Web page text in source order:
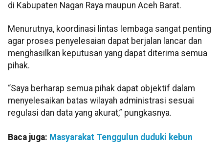
di Kabupaten Nagan Raya maupun Aceh Barat.
Menurutnya, koordinasi lintas lembaga sangat penting
agar proses penyelesaian dapat berjalan lancar dan
menghasilkan keputusan yang dapat diterima semua
pihak.
“Saya berharap semua pihak dapat objektif dalam
menyelesaikan batas wilayah administrasi sesuai
regulasi dan data yang akurat,” pungkasnya.
Baca juga: Masyarakat Tenggulun duduki kebun